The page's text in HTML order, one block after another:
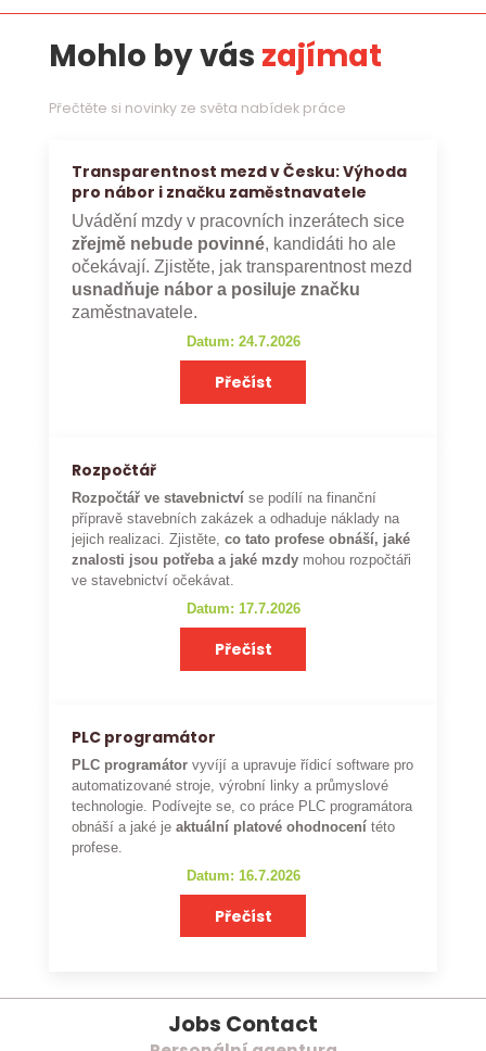
Mohlo by vás zajímat
Přečtěte si novinky ze světa nabídek práce
Transparentnost mezd v Česku: Výhoda
pro nábor i značku zaměstnavatele
Uvádění mzdy v pracovních inzerátech sice
zřejmě nebude povinné, kandidáti ho ale
očekávají. Zjistěte, jak transparentnost mezd
usnadňuje nábor a posiluje značku
zaměstnavatele.
Datum: 24.7.2026
Přečíst
Rozpočtář
Rozpočtář ve stavebnictví se podílí na finanční
přípravě stavebních zakázek a odhaduje náklady na
jejich realizaci. Zjistěte,co tato profese obnáší, jaké
znalosti jsou potřeba a jaké mzdy mohou rozpočtáři
ve stavebnictví očekávat.
Datum: 17.7.2026
Přečíst
PLC programátor
PLC programátor vyvíjí a upravuje řídicí software pro
automatizované stroje, výrobní linky a průmyslové
technologie. Podívejte se, co práce PLC programátora
obnáší a jaké je aktuální platové ohodnocení této
profese.
Datum: 16.7.2026
Přečíst
Jobs Contact